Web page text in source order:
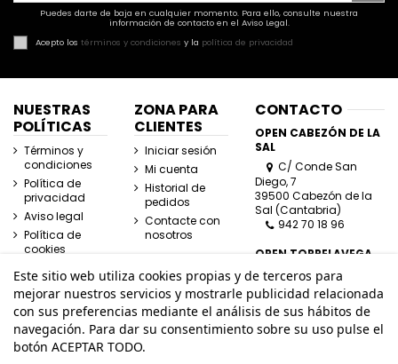
Puedes darte de baja en cualquier momento. Para ello, consulte nuestra
información de contacto en el Aviso Legal.
Acepto los términos y condiciones y la política de privacidad
NUESTRAS
POLÍTICAS
Términos y
condiciones
Política de
privacidad
Aviso legal
Política de
cookies
ZONA PARA
CLIENTES
Iniciar sesión
Mi cuenta
Historial de
pedidos
Contacte con
nosotros
CONTACTO
OPEN CABEZÓN DE LA
SAL
C/ Conde San
Diego, 7
39500 Cabezón de la
Sal (Cantabria)
942 70 18 96
OPEN TORRELAVEGA
C/ José Posada
Herrera, Esquina
Lasaga Larreta
39300 Torrelavega
(Cantabria)
Este sitio web utiliza cookies propias y de terceros para
mejorar nuestros servicios y mostrarle publicidad relacionada
con sus preferencias mediante el análisis de sus hábitos de
navegación. Para dar su consentimiento sobre su uso pulse el
botón ACEPTAR TODO.